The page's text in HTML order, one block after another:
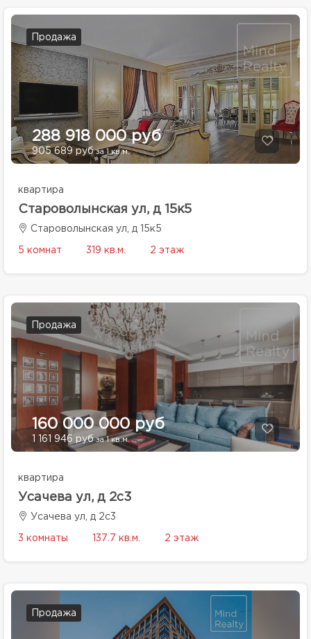
Продажа
288 918 000 руб
905 689 рубза 1 кв.м.
квартира
Староволынская ул, д 15к5
Староволынская ул, д 15к5
5 комнат 319 кв.м. 2 этаж
Продажа
160 000 000 руб
1 161 946 рубза 1 кв.м.
квартира
Усачева ул, д 2с3
Усачева ул, д 2с3
3 комнаты 137.7 кв.м. 2 этаж
Продажа